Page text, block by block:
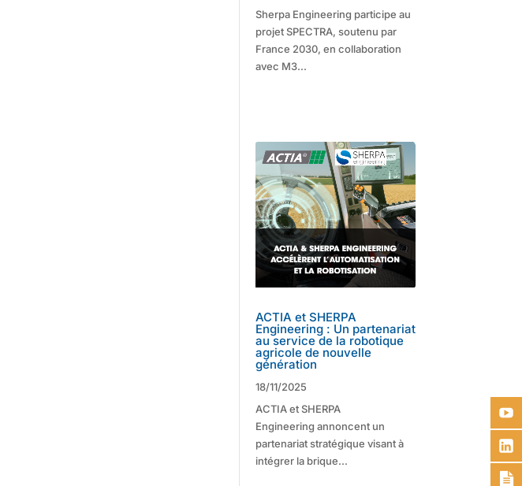
Sherpa Engineering participe au
projet SPECTRA, soutenu par
France 2030, en collaboration
avec M3...
ACTIA et SHERPA
Engineering : Un partenariat
au service de la robotique
agricole de nouvelle
génération
18/11/2025
ACTIA et SHERPA
Engineering annoncent un
partenariat stratégique visant à
intégrer la brique...